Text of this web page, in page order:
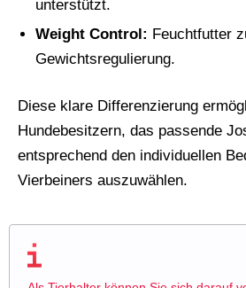
unterstützt.
Weight Control: Feuchtfutter
Gewichtsregulierung.
Diese klare Differenzierung
Hundebesitzern, das passende
entsprechend den individuellen
Vierbeiners auszuwählen.